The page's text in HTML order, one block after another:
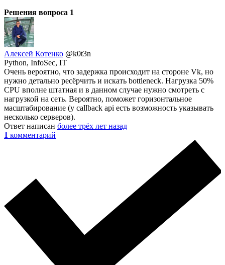
Решения вопроса 1
Алексей Котенко @k0t3n
Python, InfoSec, IT
Очень вероятно, что задержка происходит на стороне Vk, но
нужно детально ресёрчить и искать bottleneck. Нагрузка 50%
CPU вполне штатная и в данном случае нужно смотреть с
нагрузкой на сеть. Вероятно, поможет горизонтальное
масштабирование (у callback api есть возможность указывать
несколько серверов).
Ответ написан более трёх лет назад
1 комментарий